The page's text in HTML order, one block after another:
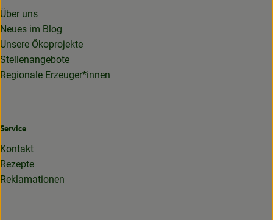
Über uns
Neues im Blog
Unsere Ökoprojekte
Stellenangebote
Regionale Erzeuger*innen
Service
Kontakt
Rezepte
Reklamationen